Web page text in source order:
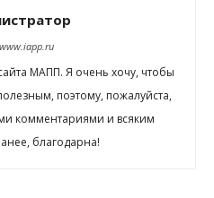
МАПП. Я очень хочу, чтобы
поэтому, пожалуйста,
комментариями и всяким
благодарна!